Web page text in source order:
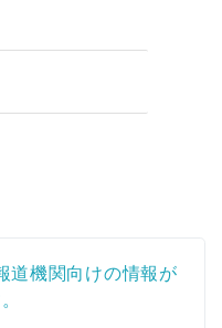
道機関向けの情報が